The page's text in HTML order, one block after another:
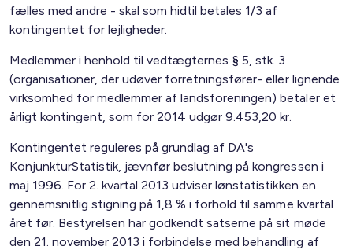
fælles med andre - skal som hidtil betales 1/3 af
kontingentet for lejligheder.
Medlemmer i henhold til vedtægternes § 5, stk. 3
(organisationer, der udøver forretningsfører- eller lignende
virksomhed for medlemmer af landsforeningen) betaler et
årligt kontingent, som for 2014 udgør 9.453,20 kr.
Kontingentet reguleres på grundlag af DA's
KonjunkturStatistik, jævnfør beslutning på kongressen i
maj 1996. For 2. kvartal 2013 udviser lønstatistikken en
gennemsnitlig stigning på 1,8 % i forhold til samme kvartal
året før. Bestyrelsen har godkendt satserne på sit møde
den 21. november 2013 i forbindelse med behandling af